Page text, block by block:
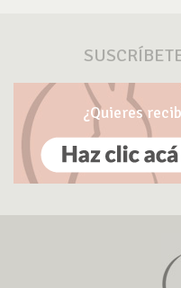
¿Quieres